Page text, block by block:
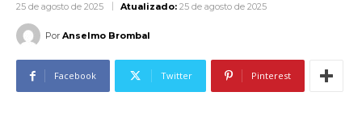
25 de agosto de 2025 Atualizado: 25 de agosto de 2025
Por Anselmo Brombal
Facebook Twitter Pinterest